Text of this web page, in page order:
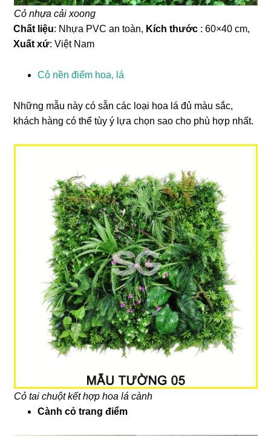
Cỏ nhựa cải xoong
Chất liệu: Nhựa PVC an toàn, Kích thước : 60×40 cm,
Xuất xứ: Việt Nam
Cỏ nền điểm hoa, lá
Những mẫu này có sẵn các loại hoa lá đủ màu sắc,
khách hàng có thể tùy ý lựa chọn sao cho phù hợp nhất.
Cỏ tai chuột kết hợp hoa lá cành
Cành cỏ trang điểm